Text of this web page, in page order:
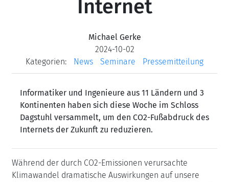
Internet
Michael Gerke
2024-10-02
Kategorien:
News Seminare Pressemitteilung
Informatiker und Ingenieure aus 11 Ländern und 3
Kontinenten haben sich diese Woche im Schloss
Dagstuhl versammelt, um den CO2-Fußabdruck des
Internets der Zukunft zu reduzieren.
Während der durch CO2-Emissionen verursachte
Klimawandel dramatische Auswirkungen auf unsere